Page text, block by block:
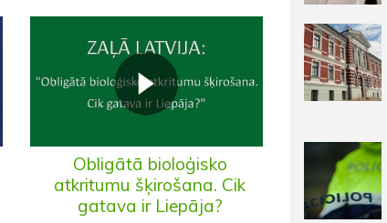
Obligātā bioloģisko
atkritumu šķirošana. Cik
gatava ir Liepāja?